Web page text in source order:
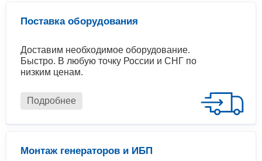
Поставка оборудования
Доставим необходимое оборудование.
Быстро. В любую точку России и СНГ по
низким ценам.
Подробнее
Монтаж генераторов и ИБП